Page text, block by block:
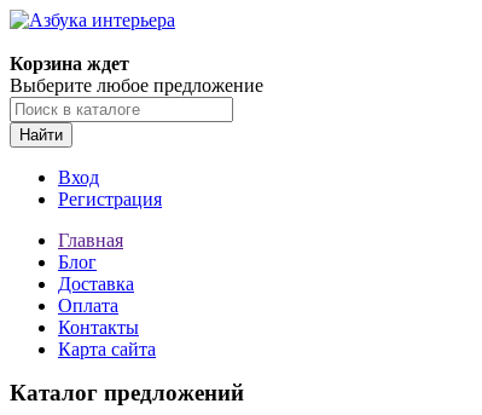
Корзина ждет
Выберите любое предложение
Найти
Вход
Регистрация
Главная
Блог
Доставка
Оплата
Контакты
Карта сайта
Каталог предложений